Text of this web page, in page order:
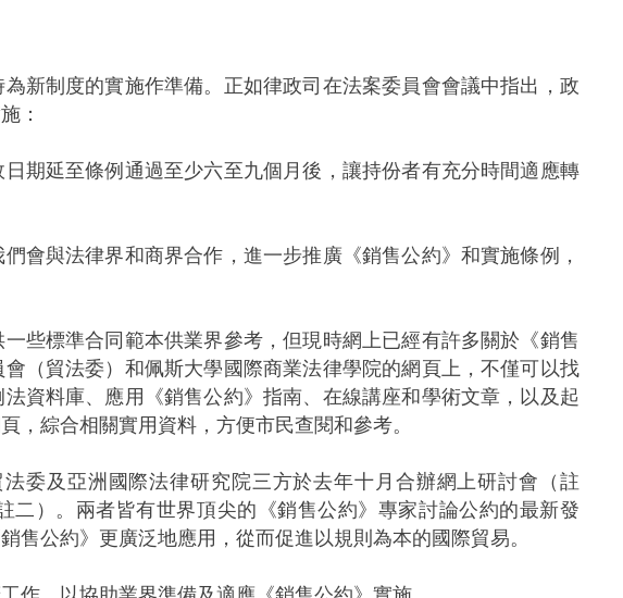
制度的實施作準備。正如律政司在法案委員會會議中指出，政
：
延至條例通過至少六至九個月後，讓持份者有充分時間適應轉
與法律界和商界合作，進一步推廣《銷售公約》和實施條例，
標準合同範本供業界參考，但現時網上已經有許多關於《銷售
（貿法委）和佩斯大學國際商業法律學院的網頁上，不僅可以找
資料庫、應用《銷售公約》指南、在線講座和學術文章，以及起
綜合相關實用資料，方便市民查閱和參考。
及亞洲國際法律研究院三方於去年十月合辦網上研討會（註
）。兩者皆有世界頂尖的《銷售公約》專家討論公約的最新發
公約》更廣泛地應用，從而促進以規則為本的國際貿易。